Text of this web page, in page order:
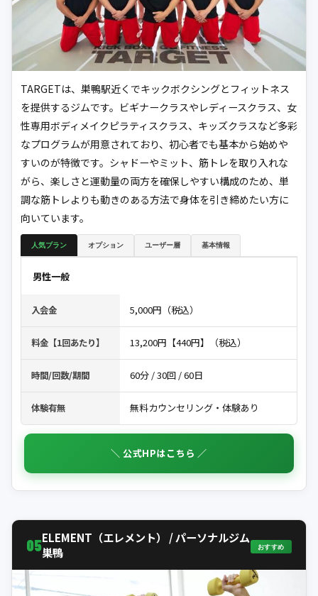
TARGETは、巣鴨駅近くでキックボクシングとフィットネス
を提供するジムです。ビギナークラスやレディースクラス、女
性専用ボディメイクピラティスクラス、キッズクラスなど多彩
なプログラムが用意されており、初心者でも基本から始めや
すいのが特徴です。シャドーやミット、筋トレを取り入れな
がら、楽しさと運動量の両方を確保しやすい構成のため、単
調な筋トレよりも動きのある方法で身体を引き締めたい方に
向いています。
人気プラン オプション ユーザー層 基本情報
男性一般
入会金 5,000円（税込）
料金【1回あたり】 13,200円【440円】（税込）
時間/回数/期間 60分 / 30回 / 60日
体験有無 無料カウンセリング・体験あり
＼ 公式HPはこちら ／
05ELEMENT（エレメント） / パーソナルジム
巣鴨
おすすめ